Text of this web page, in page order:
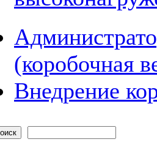
(коробочная
Внедрение